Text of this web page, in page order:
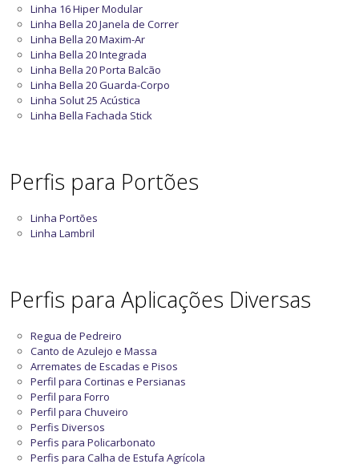
Linha 16 Hiper Modular
Linha Bella 20 Janela de Correr
Linha Bella 20 Maxim-Ar
Linha Bella 20 Integrada
Linha Bella 20 Porta Balcão
Linha Bella 20 Guarda-Corpo
Linha Solut 25 Acústica
Linha Bella Fachada Stick
Perfis para Portões
Linha Portões
Linha Lambril
Perfis para Aplicações Diversas
Regua de Pedreiro
Canto de Azulejo e Massa
Arremates de Escadas e Pisos
Perfil para Cortinas e Persianas
Perfil para Forro
Perfil para Chuveiro
Perfis Diversos
Perfis para Policarbonato
Perfis para Calha de Estufa Agrícola